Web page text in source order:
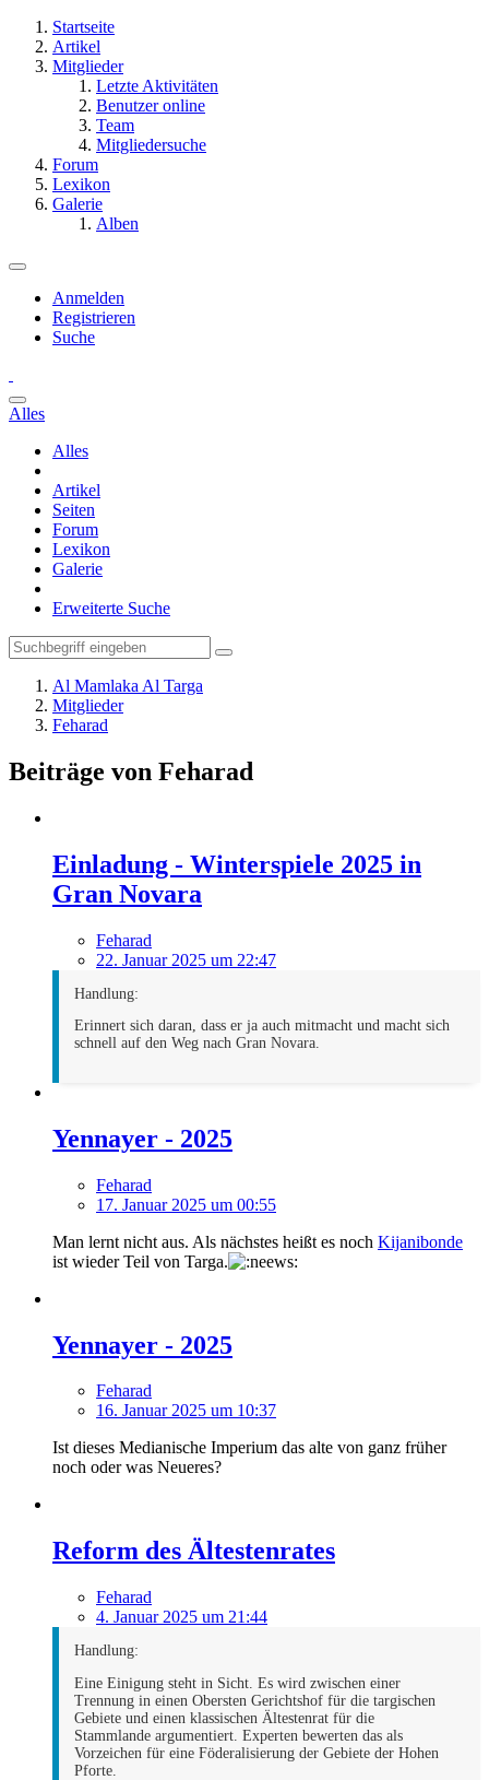
Startseite
Artikel
Mitglieder
Letzte Aktivitäten
Benutzer online
Team
Mitgliedersuche
Forum
Lexikon
Galerie
Alben
Anmelden
Registrieren
Suche
Alles
Alles
Artikel
Seiten
Forum
Lexikon
Galerie
Erweiterte Suche
Al Mamlaka Al Targa
Mitglieder
Feharad
Beiträge von Feharad
Einladung - Winterspiele 2025 in
Gran Novara
Feharad
22. Januar 2025 um 22:47
Handlung:
Erinnert sich daran, dass er ja auch mitmacht und macht sich
schnell auf den Weg nach Gran Novara.
Yennayer - 2025
Feharad
17. Januar 2025 um 00:55
Man lernt nicht aus. Als nächstes heißt es noch Kijanibonde
ist wieder Teil von Targa.
Yennayer - 2025
Feharad
16. Januar 2025 um 10:37
Ist dieses Medianische Imperium das alte von ganz früher
noch oder was Neueres?
Reform des Ältestenrates
Feharad
4. Januar 2025 um 21:44
Handlung:
Eine Einigung steht in Sicht. Es wird zwischen einer
Trennung in einen Obersten Gerichtshof für die targischen
Gebiete und einen klassischen Ältestenrat für die
Stammlande argumentiert. Experten bewerten das als
Vorzeichen für eine Föderalisierung der Gebiete der Hohen
Pforte.